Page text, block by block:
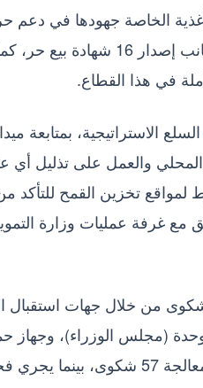
منتجًا غذائيًا وفحص 350 منتجًا
في هذا القطاع.
الاستراتيجية، بمتابعة
والعمل على تذليل أي
تخزين القمح للتأكد من
مع غرفة عمليات وزارة
الهيئة القومية لسلامة الغذاء 94 شكوى
(مجلس الوزراء)، وجهاز
أخرى.